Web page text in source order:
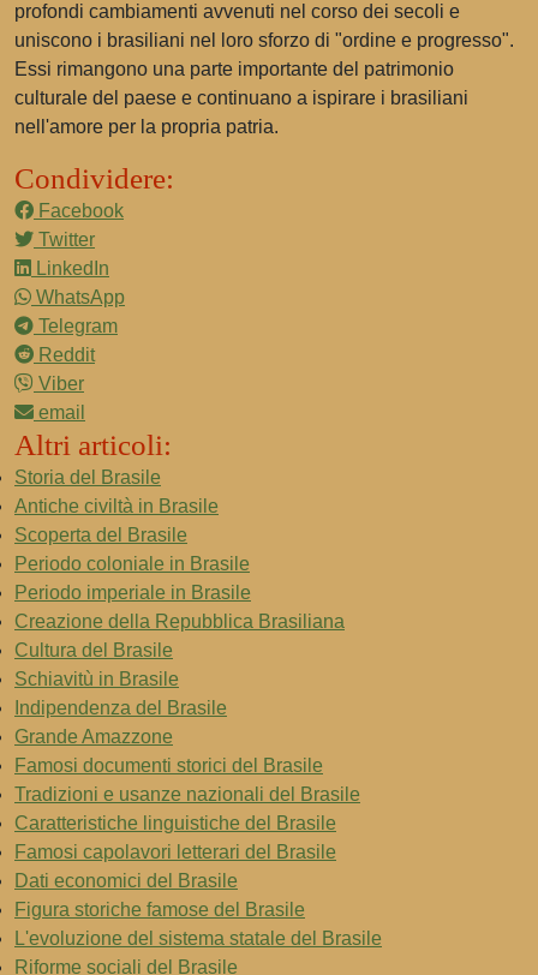
profondi cambiamenti avvenuti nel corso dei secoli e
uniscono i brasiliani nel loro sforzo di "ordine e progresso".
Essi rimangono una parte importante del patrimonio
culturale del paese e continuano a ispirare i brasiliani
nell'amore per la propria patria.
Condividere:
Facebook
Twitter
LinkedIn
WhatsApp
Telegram
Reddit
Viber
email
Altri articoli:
Storia del Brasile
Antiche civiltà in Brasile
Scoperta del Brasile
Periodo coloniale in Brasile
Periodo imperiale in Brasile
Creazione della Repubblica Brasiliana
Cultura del Brasile
Schiavitù in Brasile
Indipendenza del Brasile
Grande Amazzone
Famosi documenti storici del Brasile
Tradizioni e usanze nazionali del Brasile
Caratteristiche linguistiche del Brasile
Famosi capolavori letterari del Brasile
Dati economici del Brasile
Figura storiche famose del Brasile
L'evoluzione del sistema statale del Brasile
Riforme sociali del Brasile